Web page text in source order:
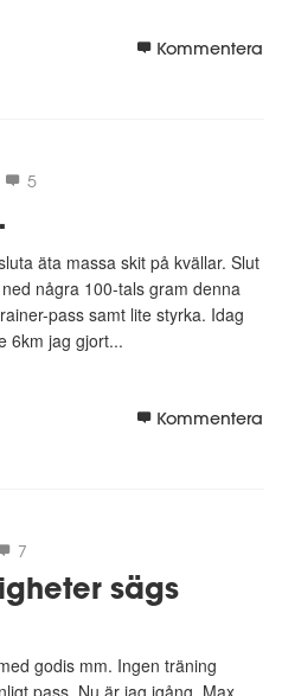
Kommentera
5
äta massa skit på kvällar. Slut
några 100-tals gram denna
pass samt lite styrka. Idag
6km jag gjort...
Kommentera
7
sägs
godis mm. Ingen träning
pass. Nu är jag igång. Max